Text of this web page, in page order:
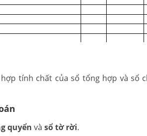
tính chất của sổ tổng hợp và
quyển và sổ tờ rời.